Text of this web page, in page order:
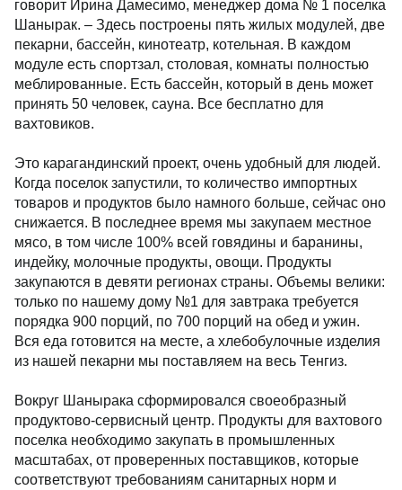
говорит Ирина Дамесимо, менеджер дома № 1 поселка
Шанырак. – Здесь построены пять жилых модулей, две
пекарни, бассейн, кинотеатр, котельная. В каждом
модуле есть спортзал, столовая, комнаты полностью
меблированные. Есть бассейн, который в день может
принять 50 человек, сауна. Все бесплатно для
вахтовиков.
Это карагандинский проект, очень удобный для людей.
Когда поселок запустили, то количество импортных
товаров и продуктов было намного больше, сейчас оно
снижается. В последнее время мы закупаем местное
мясо, в том числе 100% всей говядины и баранины,
индейку, молочные продукты, овощи. Продукты
закупаются в девяти регионах страны. Объемы велики:
только по нашему дому №1 для завтрака требуется
порядка 900 порций, по 700 порций на обед и ужин.
Вся еда готовится на месте, а хлебобулочные изделия
из нашей пекарни мы поставляем на весь Тенгиз.
Вокруг Шанырака сформировался своеобразный
продуктово-сервисный центр. Продукты для вахтового
поселка необходимо закупать в промышленных
масштабах, от проверенных поставщиков, которые
соответствуют требованиям санитарных норм и